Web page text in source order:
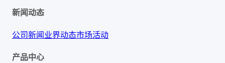
新闻动态
公司新闻业界动态市场活动
产品中心